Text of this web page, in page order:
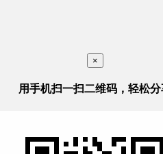
×
用手机扫一扫二维码，轻松分